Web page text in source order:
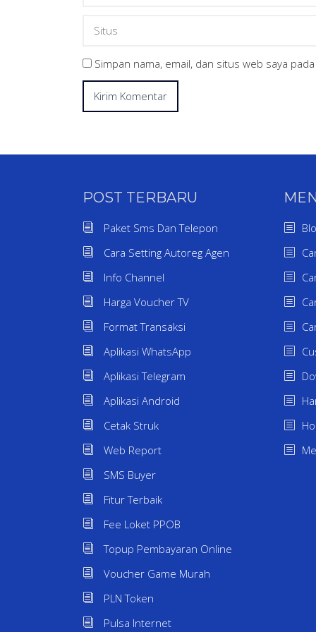
Simpan nama, email, dan situs web saya
POST TERBARU
Paket Sms Dan Telepon
Cara Setting Autoreg Agen
Info Channel
Harga Voucher TV
Format Transaksi
Aplikasi WhatsApp
Aplikasi Telegram
Aplikasi Android
Cetak Struk
Web Report
SMS Buyer
Fitur Terbaik
Fee Loket PPOB
Topup Pembayaran Online
Voucher Game Murah
PLN Token
Pulsa Internet